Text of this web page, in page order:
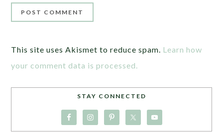
This site uses Akismet to reduce spam. Learn how
your comment data is processed.
STAY CONNECTED